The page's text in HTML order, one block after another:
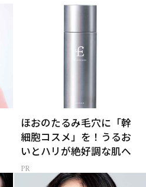
ほおのたるみ毛穴に「幹
細胞コスメ」を！うるお
いとハリが絶好調な肌へ